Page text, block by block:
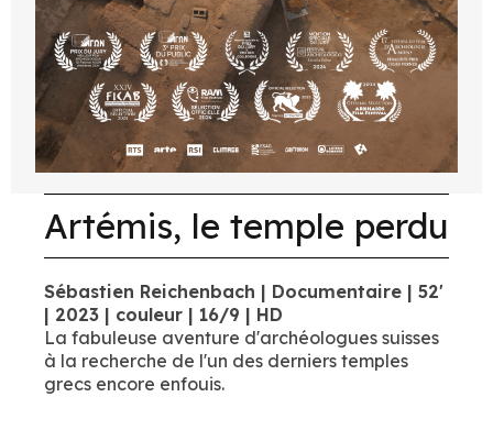
Artémis, le temple perdu
Sébastien Reichenbach | Documentaire | 52'
| 2023 | couleur | 16/9 | HD
La fabuleuse aventure d'archéologues suisses
à la recherche de l'un des derniers temples
grecs encore enfouis.